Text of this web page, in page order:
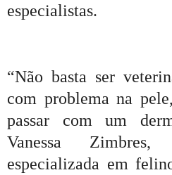
especialistas.
“Não basta ser
com problema na
passar com um
Vanessa Zimbres,
especializada em